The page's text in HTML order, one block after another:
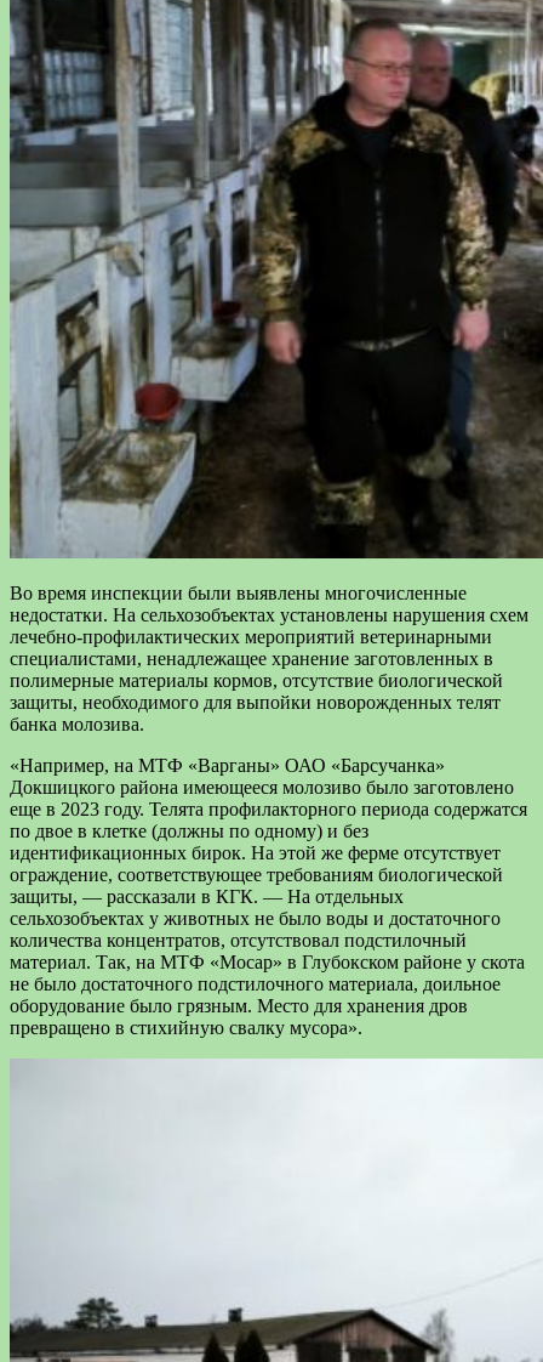
Во время инспекции были выявлены многочисленные
недостатки. На сельхозобъектах установлены нарушения схем
лечебно-профилактических мероприятий ветеринарными
специалистами, ненадлежащее хранение заготовленных в
полимерные материалы кормов, отсутствие биологической
защиты, необходимого для выпойки новорожденных телят
банка молозива.
«Например, на МТФ «Варганы» ОАО «Барсучанка»
Докшицкого района имеющееся молозиво было заготовлено
еще в 2023 году. Телята профилакторного периода содержатся
по двое в клетке (должны по одному) и без
идентификационных бирок. На этой же ферме отсутствует
ограждение, соответствующее требованиям биологической
защиты, — рассказали в КГК. — На отдельных
сельхозобъектах у животных не было воды и достаточного
количества концентратов, отсутствовал подстилочный
материал. Так, на МТФ «Мосар» в Глубокском районе у скота
не было достаточного подстилочного материала, доильное
оборудование было грязным. Место для хранения дров
превращено в стихийную свалку мусора».